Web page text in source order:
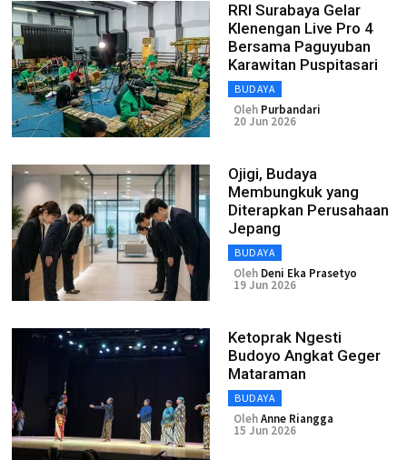
RRI Surabaya Gelar
Klenengan Live Pro 4
Bersama Paguyuban
Karawitan Puspitasari
BUDAYA
Oleh Purbandari
20 Jun 2026
Ojigi, Budaya
Membungkuk yang
Diterapkan Perusahaan
Jepang
BUDAYA
Oleh Deni Eka Prasetyo
19 Jun 2026
Ketoprak Ngesti
Budoyo Angkat Geger
Mataraman
BUDAYA
OlehAnne Riangga
15 Jun 2026